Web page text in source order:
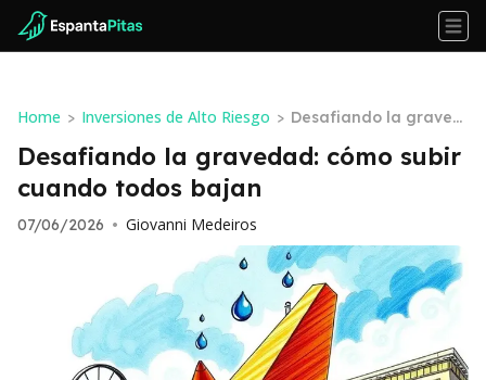
Home > Inversiones de Alto Riesgo > Desafiando la graved
ad: cómo subir cuand
o todos bajan
Desafiando la gravedad: cómo subir
cuando todos bajan
07/06/2026 • Giovanni Medeiros